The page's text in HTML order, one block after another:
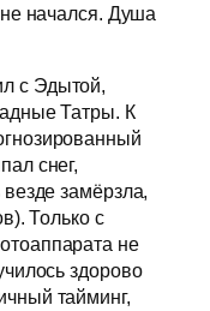
начался. Душа
с Эдытой,
Татры. К
снег,
замёрзла,
Только с
не
здорово
тайминг,